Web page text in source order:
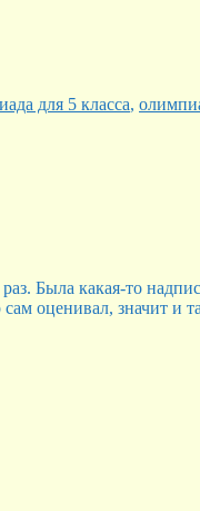
для 5 класса,
Была какая-то
оценивал, значит и